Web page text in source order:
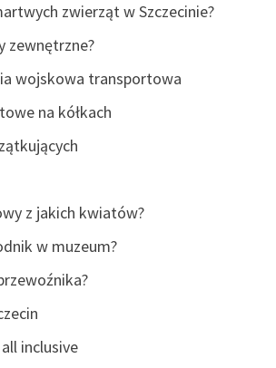
zwierząt w Szczecinie?
zewnętrzne?
wojskowa transportowa
na kółkach
z jakich kwiatów?
w muzeum?
inclusive